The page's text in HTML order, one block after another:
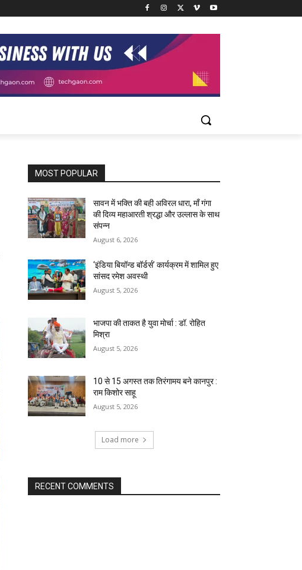
MOST POPULAR
सावन में भक्ति की बही अविरल धारा, माँ गंगा
की दिव्य महाआरती श्रद्धा और उल्लास के साथ
संपन्न
August 6, 2026
‘इंडिया बियॉन्ड बॉर्डर्स’ कार्यक्रम में शामिल हुए
सांसद रमेश अवस्थी
August 5, 2026
भाजपा की ताकत है युवा मोर्चा : डॉ. रोहित
मिश्रा
August 5, 2026
10 से 15 अगस्त तक तिरंगामय बने कानपुर :
राम किशोर साहू
August 5, 2026
Load more
RECENT COMMENTS